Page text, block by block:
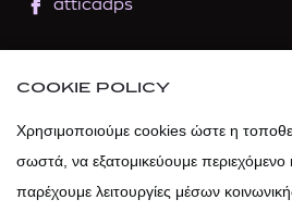
atticadps
atticadps
COOKIE POLICY
Χρησιμοποιούμε cookies ώστε η
σωστά, να εξατομικεύουμε περιεχόμενο
παρέχουμε λειτουργίες μέσων